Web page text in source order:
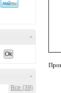
-
-
Все (39)